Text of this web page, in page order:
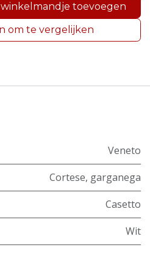
winkelmandje toevoegen
om te vergelijken
Veneto
Cortese, garganega
Casetto
Wit